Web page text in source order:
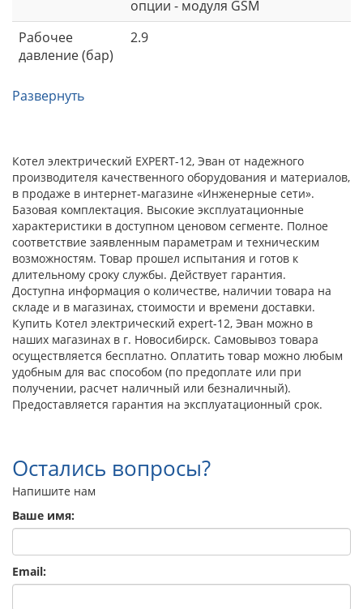
опции - модуля GSM
Рабочее
давление (бар)
2.9
Развернуть
Котел электрический EXPERT-12, Эван от надежного
производителя качественного оборудования и материалов,
в продаже в интернет-магазине «Инженерные сети».
Базовая комплектация. Высокие эксплуатационные
характеристики в доступном ценовом сегменте. Полное
соответствие заявленным параметрам и техническим
возможностям. Товар прошел испытания и готов к
длительному сроку службы. Действует гарантия.
Доступна информация о количестве, наличии товара на
складе и в магазинах, стоимости и времени доставки.
Купить Котел электрический expert-12, Эван можно в
наших магазинах в г. Новосибирск. Самовывоз товара
осуществляется бесплатно. Оплатить товар можно любым
удобным для вас способом (по предоплате или при
получении, расчет наличный или безналичный).
Предоставляется гарантия на эксплуатационный срок.
Остались вопросы?
Напишите нам
Ваше имя:
Email: